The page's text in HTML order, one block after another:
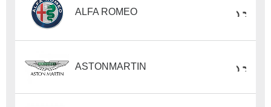
ALFA ROMEO
ASTONMARTIN